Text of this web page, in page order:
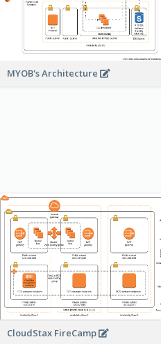
MYOB's Architecture
CloudStax FireCamp